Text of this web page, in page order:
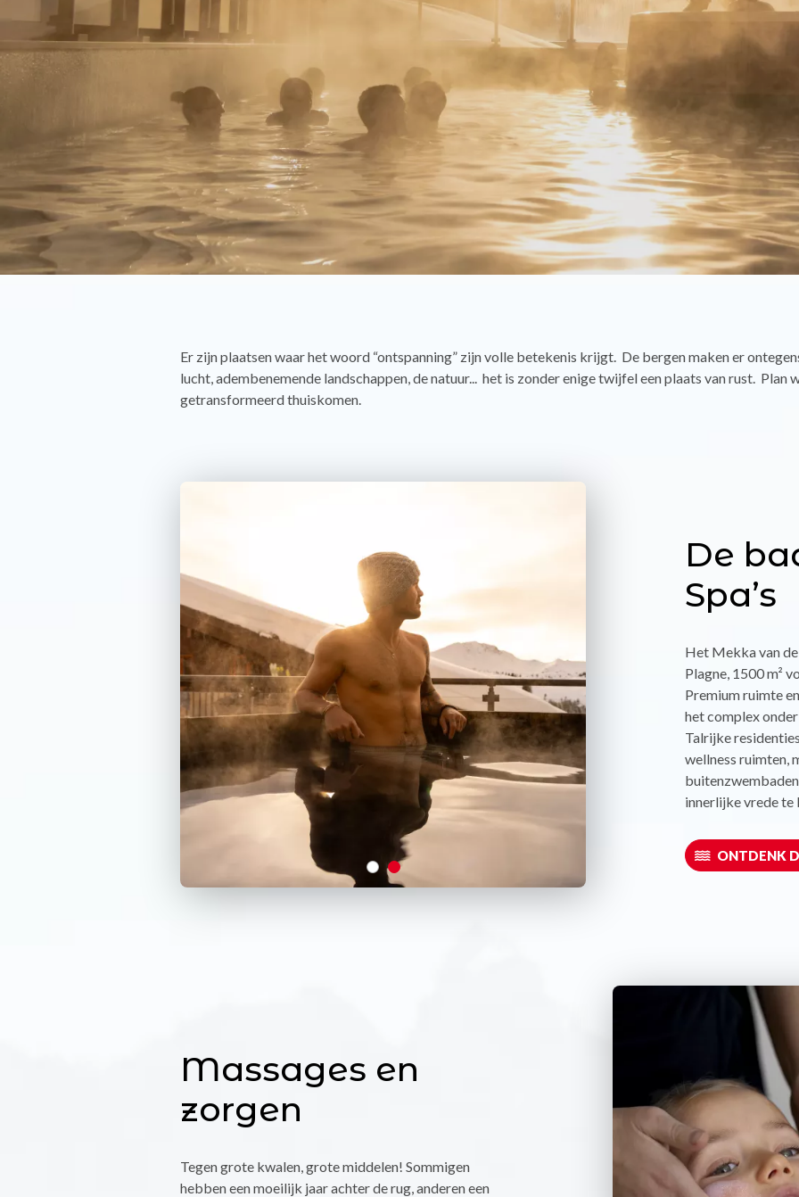
Er zijn plaatsen waar het woord “ontspanning” zijn volle betekenis krijgt. De bergen maken er
lucht, adembenemende landschappen, de natuur... het is zonder enige twijfel een plaats van rust. Plan
getransformeerd thuiskomen.
De
Spa’s
Het Mekka van
Plagne, 1500 m²
Premium ruimte
het complex
Talrijke
wellness ruimten,
innerlijke vrede te
ONTDENK
Massages en
zorgen
Tegen grote kwalen, grote middelen! Sommigen
hebben een moeilijk jaar achter de rug, anderen een